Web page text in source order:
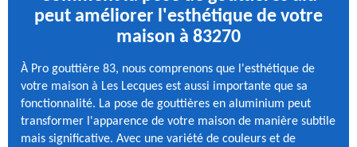
peut améliorer l'esthétique de votre
maison à 83270
À Pro gouttière 83, nous comprenons que l'esthétique de
votre maison à Les Lecques est aussi importante que sa
fonctionnalité. La pose de gouttières en aluminium peut
transformer l'apparence de votre maison de manière subtile
mais significative. Avec une variété de couleurs et de